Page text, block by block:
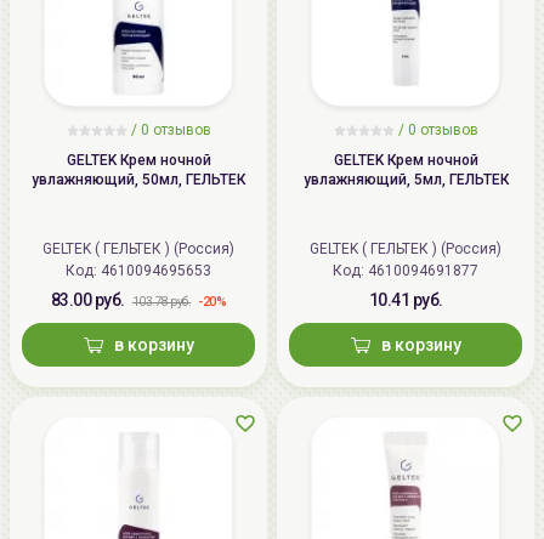
/ 0 отзывов
GELTEK Крем ночной
увлажняющий, 50мл, ГЕЛЬТЕК
GELTEK ( ГЕЛЬТЕК ) (Россия)
Код: 4610094695653
83.00 руб. 103.78 руб. -20%
в корзину
/ 0 отзывов
GELTEK Крем ночной
увлажняющий, 5мл, ГЕЛЬТЕК
GELTEK ( ГЕЛЬТЕК ) (Россия)
Код: 4610094691877
10.41 руб.
в корзину